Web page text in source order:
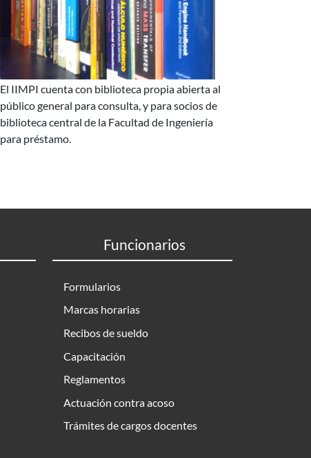
El IIMPI cuenta con biblioteca propia abierta al
público general para consulta, y para socios de
biblioteca central de la Facultad de Ingeniería
para préstamo.
Funcionarios
Formularios
Marcas horarias
Recibos de sueldo
Capacitación
Reglamentos
Actuación contra acoso
Trámites de cargos docentes